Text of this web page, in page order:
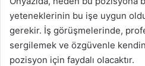
yeteneklerinin bu işe uygun
gerekir. İş görüşmelerinde,
sergilemek ve özgüvenle
pozisyon için faydalı olacaktır.